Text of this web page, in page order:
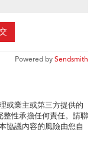
Powered bySendsmith
或業主或第三方提供的
整性承擔任何責任。請聯
協議內容的風險由您自